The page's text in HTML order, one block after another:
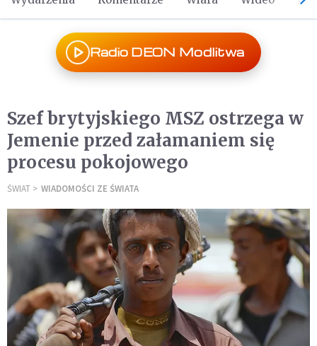
Radio DEON Modlitwa
Szef brytyjskiego MSZ ostrzega w
Jemenie przed załamaniem się
procesu pokojowego
ŚWIAT WIADOMOŚCI ZE ŚWIATA